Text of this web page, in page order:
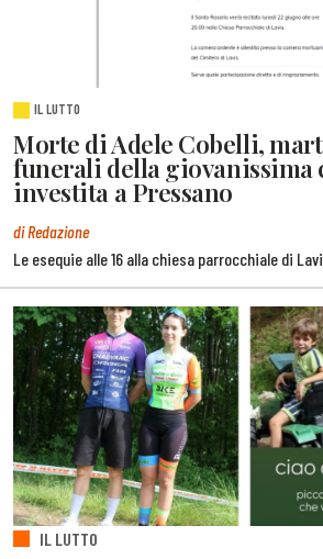
IL LUTTO
Morte di Adele Cobelli,
funerali della giovanissima
investita a Pressano
di Redazione
Le esequie alle 16 alla chiesa parrocchiale di
IL LUTTO